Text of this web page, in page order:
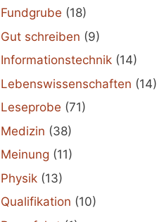
Fundgrube (18)
Gut schreiben (9)
Informationstechnik (14)
Lebenswissenschaften (14)
Leseprobe (71)
Medizin (38)
Meinung (11)
Physik (13)
Qualifikation (10)